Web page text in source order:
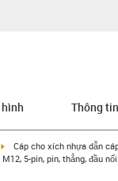
Thông
right
igus-icon-arrow-right
Cáp cho xích nhựa dẫn
5-pin, pin, thẳng, đầu